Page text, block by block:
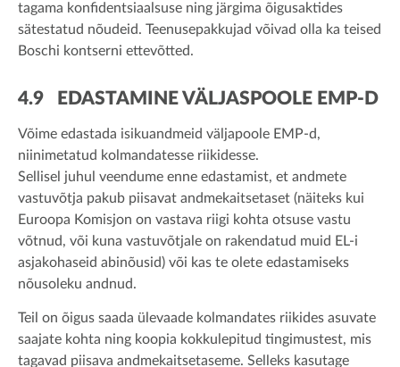
tagama konfidentsiaalsuse ning järgima õigusaktides
sätestatud nõudeid. Teenusepakkujad võivad olla ka teised
Boschi kontserni ettevõtted.
4.9 EDASTAMINE VÄLJASPOOLE EMP-D
Võime edastada isikuandmeid väljapoole EMP-d,
niinimetatud kolmandatesse riikidesse.
Sellisel juhul veendume enne edastamist, et andmete
vastuvõtja pakub piisavat andmekaitsetaset (näiteks kui
Euroopa Komisjon on vastava riigi kohta otsuse vastu
võtnud, või kuna vastuvõtjale on rakendatud muid EL-i
asjakohaseid abinõusid) või kas te olete edastamiseks
nõusoleku andnud.
Teil on õigus saada ülevaade kolmandates riikides asuvate
saajate kohta ning koopia kokkulepitud tingimustest, mis
tagavad piisava andmekaitsetaseme. Selleks kasutage